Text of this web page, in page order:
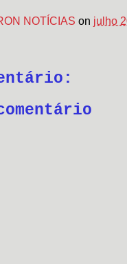
NOTÍCIAS on julho